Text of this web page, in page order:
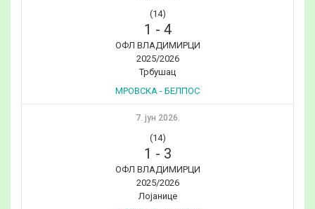
(14)
1 - 4
ОФЛ ВЛАДИМИРЦИ
2025/2026
Трбушац
МРОВСКА - БЕЛПОС
7. јун 2026.
(14)
1 - 3
ОФЛ ВЛАДИМИРЦИ
2025/2026
Лојанице